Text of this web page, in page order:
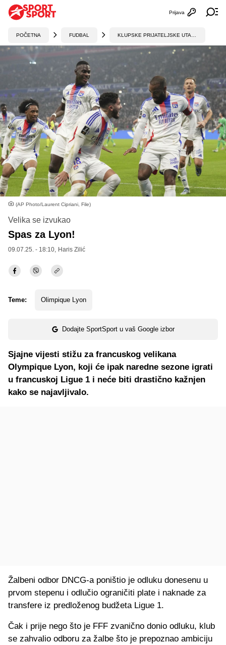
Otvori
Prijava
POČETNA FUDBAL
(AP Photo/Laurent Cipriani, File)
Velika se izvukao
Spas za Lyon!
09.07.25. - 18:10, Haris Zilić
Teme: Olimpique Lyon
Dodajte SportSport u vaš Google izbor
Sjajne vijesti stižu za francuskog velikana
Olympique Lyon, koji će ipak naredne sezone igrati
u francuskoj Ligue 1 i neće biti drastično kažnjen
kako se najavljivalo.
Žalbeni odbor DNCG-a poništio je odluku donesenu u
prvom stepenu i odlučio ograničiti plate i naknade za
transfere iz predloženog budžeta Ligue 1.
Čak i prije nego što je FFF zvanično donio odluku, klub
se zahvalio odboru za žalbe što je prepoznao ambiciju